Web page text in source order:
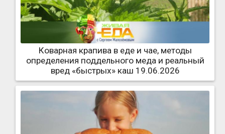
Коварная крапива в еде и чае, методы
определения поддельного меда и реальный
вред «быстрых» каш 19.06.2026